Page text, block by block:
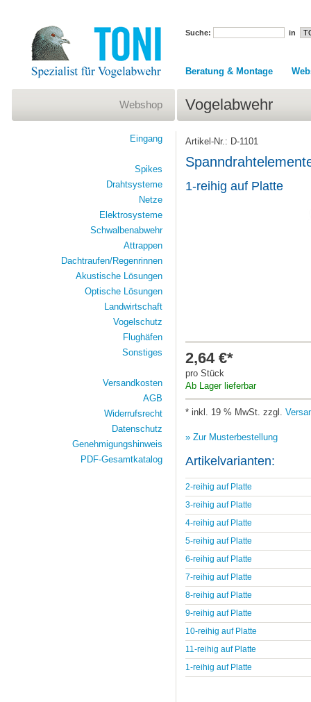
Suche: in
Beratung & Montage
Vogelabwehr
Artikel-Nr.: D-1101
1-reihig auf Platte
2,64 €*
pro Stück
Ab Lager lieferbar
* inkl. 19 % MwSt. zzgl.
» Zur Musterbestellung
Artikelvarianten:
2-reihig auf Platte
3-reihig auf Platte
4-reihig auf Platte
5-reihig auf Platte
6-reihig auf Platte
7-reihig auf Platte
8-reihig auf Platte
9-reihig auf Platte
10-reihig auf Platte
11-reihig auf Platte
1-reihig auf Platte
Webshop
Eingang
Spikes
Drahtsysteme
Netze
Elektrosysteme
Schwalbenabwehr
Attrappen
Dachtraufen/Regenrinnen
Akustische Lösungen
Optische Lösungen
Landwirtschaft
Vogelschutz
Flughäfen
Sonstiges
Versandkosten
AGB
Widerrufsrecht
Datenschutz
Genehmigungshinweis
PDF-Gesamtkatalog